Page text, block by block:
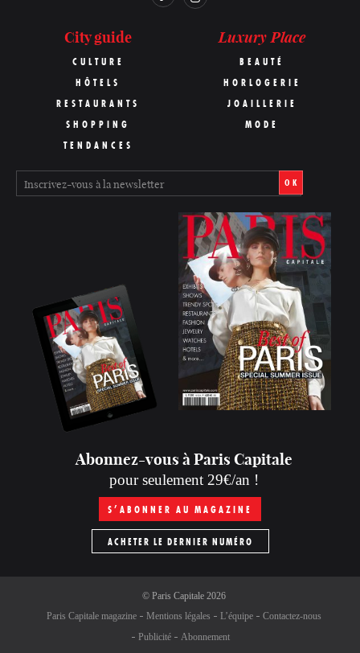
City guide
CULTURE
HÔTELS
RESTAURANTS
SHOPPING
TENDANCES
Luxury Place
BEAUTÉ
HORLOGERIE
JOAILLERIE
MODE
OK
Abonnez-vous à Paris Capitale
pour seulement 29€/an !
S’ABONNER AU MAGAZINE
ACHETER LE DERNIER NUMÉRO
© Paris Capitale2026
Paris Capitale magazine
Mentions légales L’équipe
Contactez-nous
Publicité
Abonnement